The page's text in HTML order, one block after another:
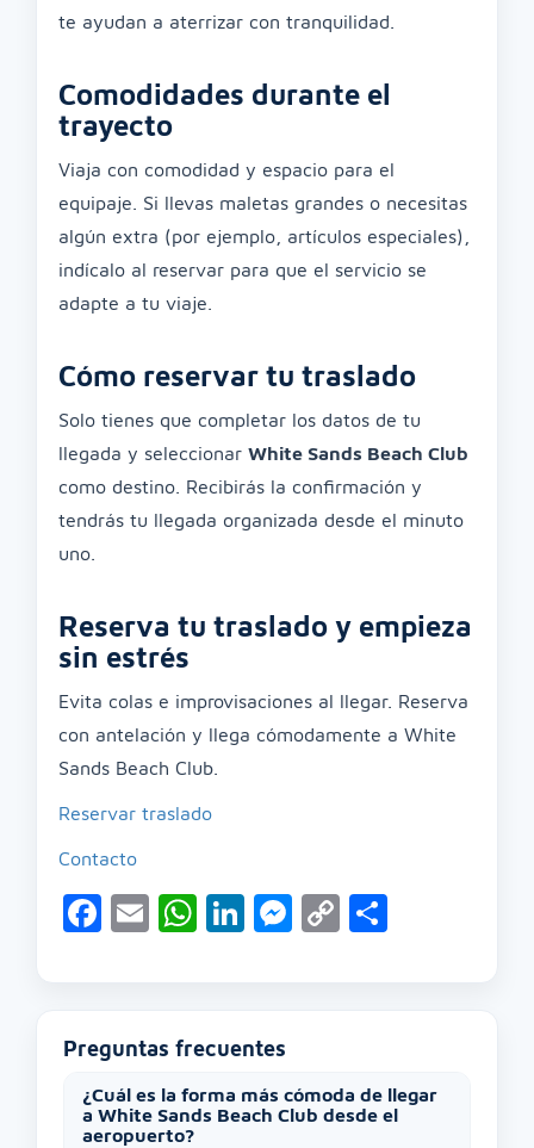
te ayudan a aterrizar con tranquilidad.
Comodidades durante el
trayecto
Viaja con comodidad y espacio para el
equipaje. Si llevas maletas grandes o necesitas
algún extra (por ejemplo, artículos especiales),
indícalo al reservar para que el servicio se
adapte a tu viaje.
Cómo reservar tu traslado
Solo tienes que completar los datos de tu
llegada y seleccionar White Sands Beach Club
como destino. Recibirás la confirmación y
tendrás tu llegada organizada desde el minuto
uno.
Reserva tu traslado y empieza
sin estrés
Evita colas e improvisaciones al llegar. Reserva
con antelación y llega cómodamente a White
Sands Beach Club.
Reservar traslado
Contacto
Facebook
EmailWhatsApp
LinkedIn
Messenger
Copy
Preguntas frecuentes
¿Cuál es la forma más cómoda de llegar
a White Sands Beach Club desde el
aeropuerto?